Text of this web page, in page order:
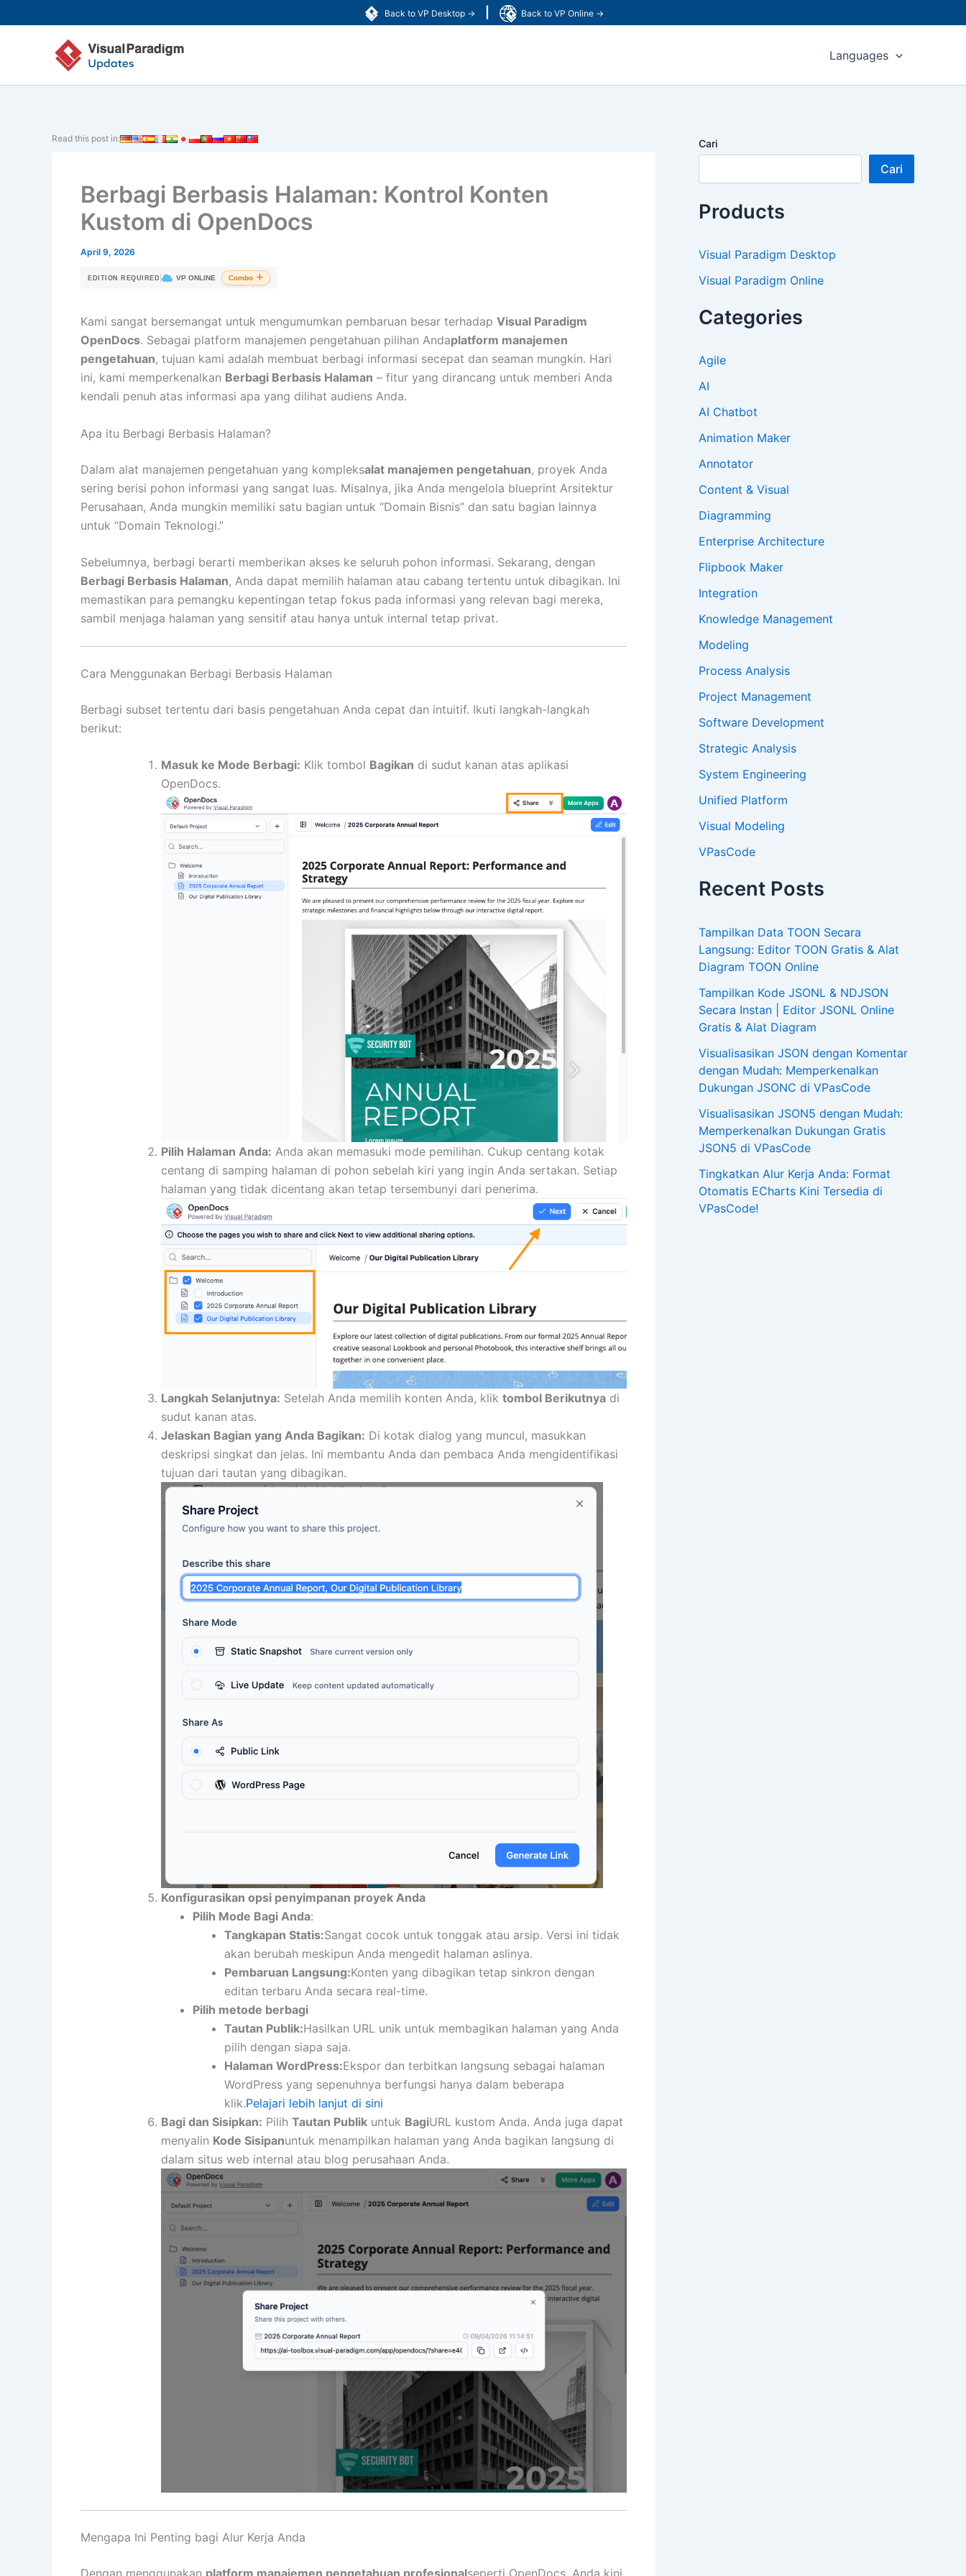
Back to VP Desktop → Back to VP Online →
ke
Languages
Read this post in:
Berbagi Berbasis Halaman: Kontrol Konten
Kustom di OpenDocs
April 9, 2026
EDITION REQUIRED VP ONLINE Combo
Kami sangat bersemangat untuk mengumumkan pembaruan besar terhadap Visual Paradigm
OpenDocs. Sebagai platform manajemen pengetahuan pilihan Andaplatform manajemen
pengetahuan, tujuan kami adalah membuat berbagi informasi secepat dan seaman mungkin. Hari
ini, kami memperkenalkan Berbagi Berbasis Halaman – fitur yang dirancang untuk memberi Anda
kendali penuh atas informasi apa yang dilihat audiens Anda.
Apa itu Berbagi Berbasis Halaman?
Dalam alat manajemen pengetahuan yang kompleksalat manajemen pengetahuan, proyek Anda
sering berisi pohon informasi yang sangat luas. Misalnya, jika Anda mengelola blueprint Arsitektur
Perusahaan, Anda mungkin memiliki satu bagian untuk “Domain Bisnis” dan satu bagian lainnya
untuk “Domain Teknologi.”
Sebelumnya, berbagi berarti memberikan akses ke seluruh pohon informasi. Sekarang, dengan
Berbagi Berbasis Halaman, Anda dapat memilih halaman atau cabang tertentu untuk dibagikan. Ini
memastikan para pemangku kepentingan tetap fokus pada informasi yang relevan bagi mereka,
sambil menjaga halaman yang sensitif atau hanya untuk internal tetap privat.
Cara Menggunakan Berbagi Berbasis Halaman
Berbagi subset tertentu dari basis pengetahuan Anda cepat dan intuitif. Ikuti langkah-langkah
berikut:
Masuk ke Mode Berbagi: Klik tombol Bagikan di sudut kanan atas aplikasi
OpenDocs.
Pilih Halaman Anda: Anda akan memasuki mode pemilihan. Cukup centang kotak
centang di samping halaman di pohon sebelah kiri yang ingin Anda sertakan. Setiap
halaman yang tidak dicentang akan tetap tersembunyi dari penerima.
Langkah Selanjutnya: Setelah Anda memilih konten Anda, klik tombol Berikutnya di
sudut kanan atas.
Jelaskan Bagian yang Anda Bagikan: Di kotak dialog yang muncul, masukkan
deskripsi singkat dan jelas. Ini membantu Anda dan pembaca Anda mengidentifikasi
tujuan dari tautan yang dibagikan.
Konfigurasikan opsi penyimpanan proyek Anda
Pilih Mode Bagi Anda:
Tangkapan Statis:Sangat cocok untuk tonggak atau arsip. Versi ini tidak
akan berubah meskipun Anda mengedit halaman aslinya.
Pembaruan Langsung:Konten yang dibagikan tetap sinkron dengan
editan terbaru Anda secara real-time.
Pilih metode berbagi
Tautan Publik:Hasilkan URL unik untuk membagikan halaman yang Anda
pilih dengan siapa saja.
Halaman WordPress:Ekspor dan terbitkan langsung sebagai halaman
WordPress yang sepenuhnya berfungsi hanya dalam beberapa
klik.Pelajari lebih lanjut di sini
Bagi dan Sisipkan: Pilih Tautan Publik untuk BagiURL kustom Anda. Anda juga dapat
menyalin Kode Sisipanuntuk menampilkan halaman yang Anda bagikan langsung di
dalam situs web internal atau blog perusahaan Anda.
Mengapa Ini Penting bagi Alur Kerja Anda
Cari
Cari
Products
Visual Paradigm Desktop
Visual Paradigm Online
Categories
Agile
AI
AI Chatbot
Animation Maker
Annotator
Content & Visual
Diagramming
Enterprise Architecture
Flipbook Maker
Integration
Knowledge Management
Modeling
Process Analysis
Project Management
Software Development
Strategic Analysis
System Engineering
Unified Platform
Visual Modeling
VPasCode
Recent Posts
Tampilkan Data TOON Secara
Langsung: Editor TOON Gratis & Alat
Diagram TOON Online
Tampilkan Kode JSONL & NDJSON
Secara Instan | Editor JSONL Online
Gratis & Alat Diagram
Visualisasikan JSON dengan Komentar
dengan Mudah: Memperkenalkan
Dukungan JSONC di VPasCode
Visualisasikan JSON5 dengan Mudah:
Memperkenalkan Dukungan Gratis
JSON5 di VPasCode
Tingkatkan Alur Kerja Anda: Format
Otomatis ECharts Kini Tersedia di
VPasCode!